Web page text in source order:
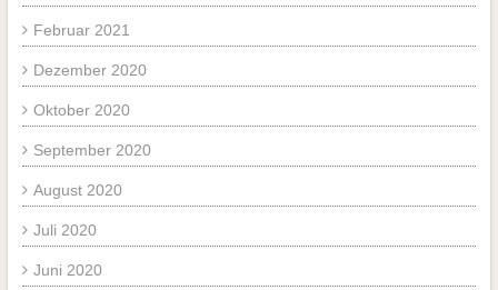
Februar 2021
Dezember 2020
Oktober 2020
September 2020
August 2020
Juli 2020
Juni 2020